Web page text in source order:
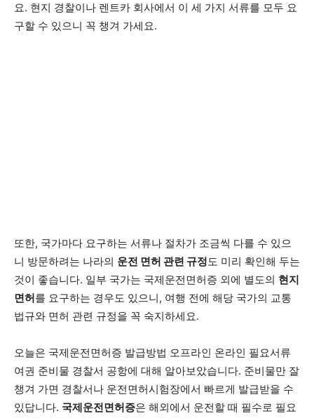
요. 현지 경찰이나 렌트카 회사에서 이 세 가지 서류를 모두 요
구할 수 있으니 꼭 챙겨 가세요.
또한, 국가마다 요구하는 서류나 절차가 조금씩 다를 수 있으
니 방문하려는 나라의 운전 면허 관련 규정도 미리 확인해 두는
것이 좋습니다. 일부 국가는 국제운전면허증 외에 별도의 현지
면허를 요구하는 경우도 있으니, 여행 전에 해당 국가의 교통
법규와 면허 관련 규정을 꼭 숙지하세요.
오늘은 국제운전면허증 발급방법 오프라인 온라인 필요서류
여권 준비물 경찰서 공항에 대해 알아보았습니다. 준비물만 잘
챙겨 가면 경찰서나 운전면허시험장에서 빠르게 발급받을 수
있답니다. 국제운전면허증은 해외에서 운전할 때 필수로 필요